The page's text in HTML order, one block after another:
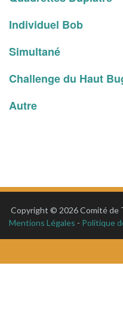
Individuel Bob
Simultané
Challenge du Haut
Autre
Copyright © 2026 Comité de
Mentions Légales - Politique